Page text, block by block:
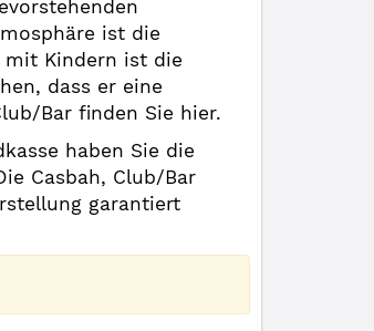
ist die
mit Kindern ist die
dass er eine
Bar finden Sie hier.
haben Sie die
Casbah, Club/Bar
garantiert